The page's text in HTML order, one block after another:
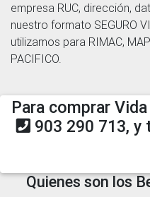
empresa RUC, dirección,
nuestro formato SEGURO
utilizamos para RIMAC,
PACIFICO.
Para comprar
903 290 713, y
Quienes son los